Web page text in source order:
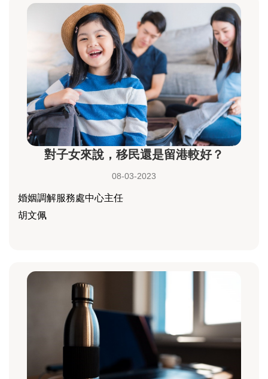
對子女來說，移民還是留港較好？
08-03-2023
婚姻調解服務處中心主任
胡文佩